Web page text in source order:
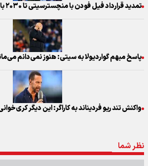
تمدید قرارداد فیل فودن با منچسترسیتی تا ۲۰۳۰ با کمک ایجنت هالند
پاسخ مبهم گواردیولا به سیتی: هنوز نمی‌دانم
واکنش تند ریو فردیناند به کاراگر: این دیگر
نظر شما